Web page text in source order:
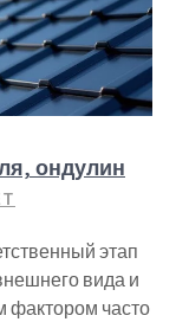
ондулин
этап
вида и
фактором часто